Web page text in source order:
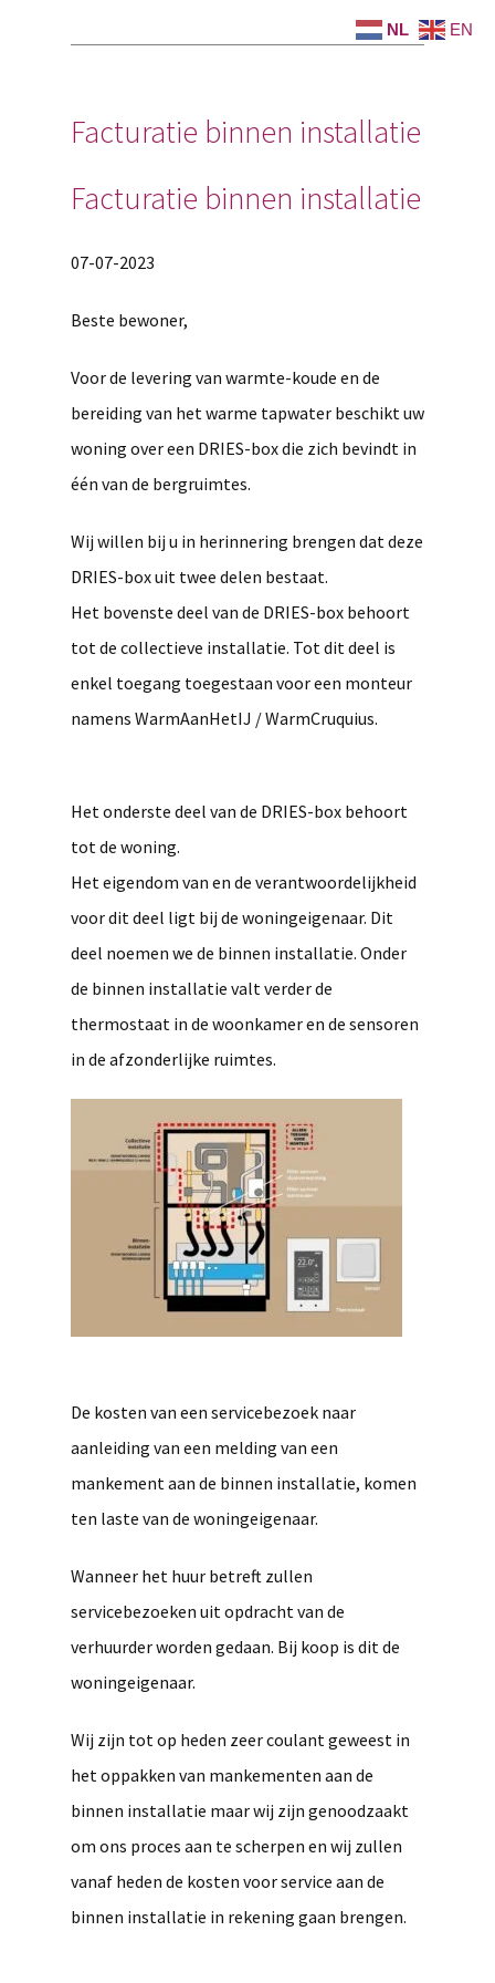
Facturatie binnen installatie
Facturatie binnen installatie
07-07-2023
Beste bewoner,
Voor de levering van warmte-koude en de
bereiding van het warme tapwater beschikt uw
woning over een DRIES-box die zich bevindt in
één van de bergruimtes.
Wij willen bij u in herinnering brengen dat deze
DRIES-box uit twee delen bestaat.
Het bovenste deel van de DRIES-box behoort
tot de collectieve installatie. Tot dit deel is
enkel toegang toegestaan voor een monteur
namens WarmAanHetIJ / WarmCruquius.
Het onderste deel van de DRIES-box behoort
tot de woning.
Het eigendom van en de verantwoordelijkheid
voor dit deel ligt bij de woningeigenaar. Dit
deel noemen we de binnen installatie. Onder
de binnen installatie valt verder de
thermostaat in de woonkamer en de sensoren
in de afzonderlijke ruimtes.
De kosten van een servicebezoek naar
aanleiding van een melding van een
mankement aan de binnen installatie, komen
ten laste van de woningeigenaar.
Wanneer het huur betreft zullen
servicebezoeken uit opdracht van de
verhuurder worden gedaan. Bij koop is dit de
woningeigenaar.
Wij zijn tot op heden zeer coulant geweest in
het oppakken van mankementen aan de
binnen installatie maar wij zijn genoodzaakt
om ons proces aan te scherpen en wij zullen
vanaf heden de kosten voor service aan de
binnen installatie in rekening gaan brengen.
NL EN